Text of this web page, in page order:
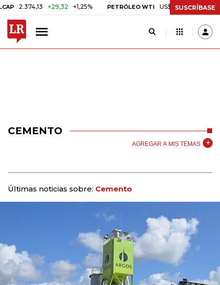
+29,32 +1,25% PETRÓLEO WTI US$ 75,09 -US$ 0,24 -
SUSCRÍBASE
CEMENTO
AGREGAR A MIS TEMAS
Últimas noticias sobre: Cemento